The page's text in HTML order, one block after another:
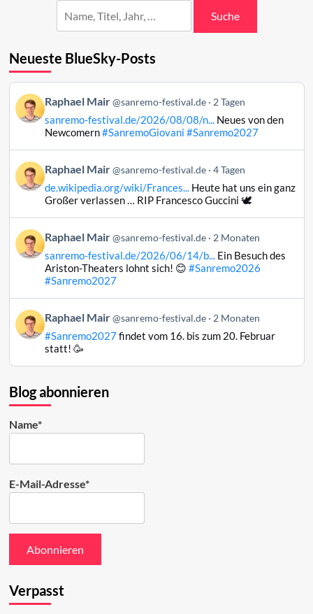
Suche
Neueste BlueSky-Posts
Beitrag
von
Raphael
Bluesky
ansehen
Raphael Mair @sanremo-festival.de 2 Tagen
sanremo-festival.de/2026/08/08/n...Neues von den
Newcomern#SanremoGiovani #Sanremo2027
Beitrag
von
Raphael
Bluesky
ansehen
Raphael Mair @sanremo-festival.de 4 Tagen
de.wikipedia.org/wiki/Frances...Heute hat uns ein ganz
Großer verlassen … RIP Francesco Guccini 🕊️
Beitrag
von
Raphael
ansehen
Raphael Mair @sanremo-festival.de 2 Monaten
sanremo-festival.de/2026/06/14/b...Ein Besuch des
Ariston-Theaters lohnt sich! 😊 #Sanremo2026
#Sanremo2027
Beitrag
von
Raphael
Bluesky
ansehen
Raphael Mair @sanremo-festival.de 2 Monaten
#Sanremo2027findet vom 16. bis zum 20. Februar
statt! 🥳
Blog abonnieren
Name*
E-Mail-Adresse*
Verpasst